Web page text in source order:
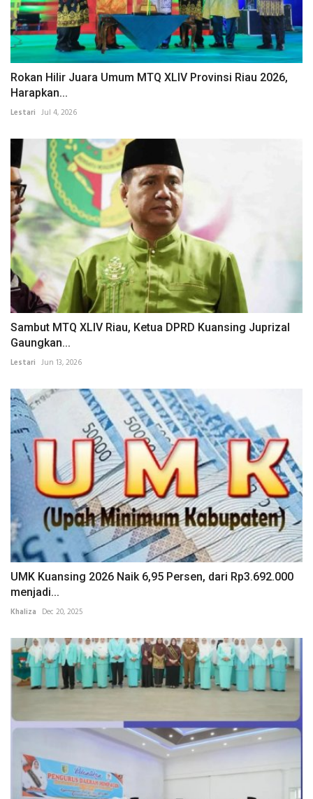
Rokan Hilir Juara Umum MTQ XLIV Provinsi Riau 2026,
Harapkan...
Lestari Jul 4, 2026
Sambut MTQ XLIV Riau, Ketua DPRD Kuansing Juprizal
Gaungkan...
Lestari Jun 13, 2026
UMK Kuansing 2026 Naik 6,95 Persen, dari Rp3.692.000
menjadi...
Khaliza Dec 20, 2025